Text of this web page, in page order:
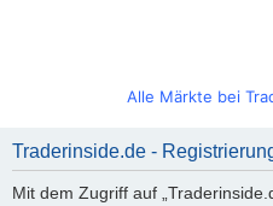
Alle Märkte bei
Traderinside.de -
Mit dem Zugriff auf